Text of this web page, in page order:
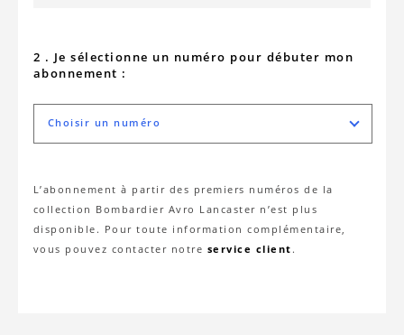
2 . Je sélectionne un numéro pour débuter mon
abonnement :
Choisir un numéro
L’abonnement à partir des premiers numéros de la
collection Bombardier Avro Lancaster n’est plus
disponible. Pour toute information complémentaire,
vous pouvez contacter notre service client .